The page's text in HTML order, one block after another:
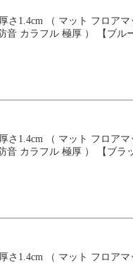
さ1.4cm （ マット フロア
カラフル 極厚 ） 【ブル
さ1.4cm （ マット フロア
カラフル 極厚 ） 【ブラ
さ1.4cm （ マット フロア